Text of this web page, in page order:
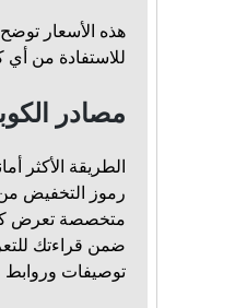
هذه الأسعار توضح
للاستفادة من أي
مصادر
الطريقة الأكثر
رموز التخفيض من
متخصصة تعرض
ضمن قراءتك
توصيفات